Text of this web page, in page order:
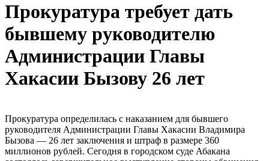
Прокуратура требует дать
бывшему руководителю
Администрации Главы
Хакасии Бызову 26 лет
Прокуратура определилась с наказанием для бывшего
руководителя Администрации Главы Хакасии Владимира
Бызова — 26 лет заключения и штраф в размере 360
миллионов рублей. Сегодня в городском суде Абакана